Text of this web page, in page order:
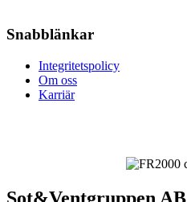
Snabblänkar
Integritetspolicy
Om oss
Karriär
Sot&Ventgruppen AB